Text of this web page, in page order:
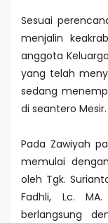
Sesuai
menjalin
anggota
yang telah
sedang
di seantero Mesir.
Pada Zawiyah
memulai
oleh Tgk.
Fadhli, Lc.
berlangsung